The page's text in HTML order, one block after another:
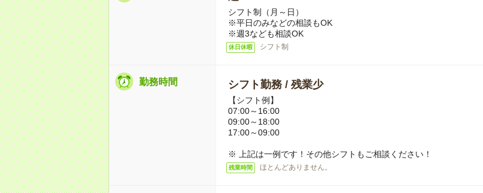
シフト制（月～日）
※平日のみなどの相談もOK
※週3なども相談OK
休日休暇 シフト制
勤務時間 シフト勤務 / 残業少
【シフト例】
07:00～16:00
09:00～18:00
17:00～09:00
※ 上記は一例です！その他シフトもご相談ください！
残業時間 ほとんどありません。